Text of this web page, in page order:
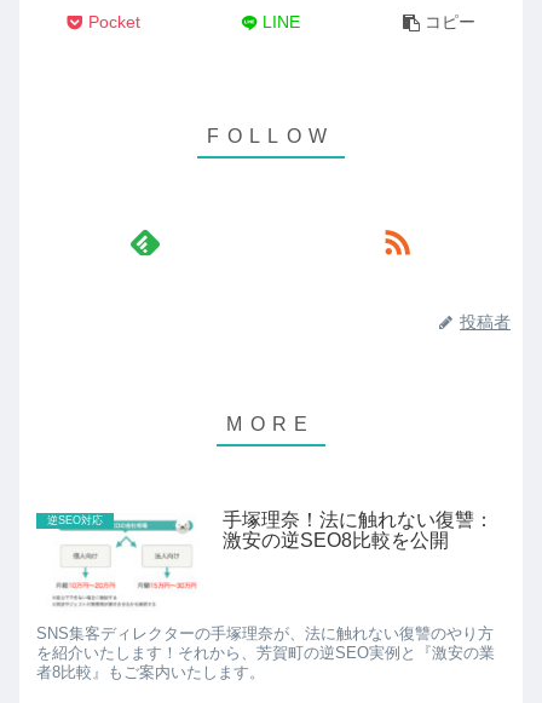
Pocket LINE コピー
投稿者
逆SEO対応
手塚理奈！法に触れない復讐：
激安の逆SEO8比較を公開
SNS集客ディレクターの手塚理奈が、法に触れない復讐のやり方
を紹介いたします！それから、芳賀町の逆SEO実例と『激安の業
者8比較』もご案内いたします。